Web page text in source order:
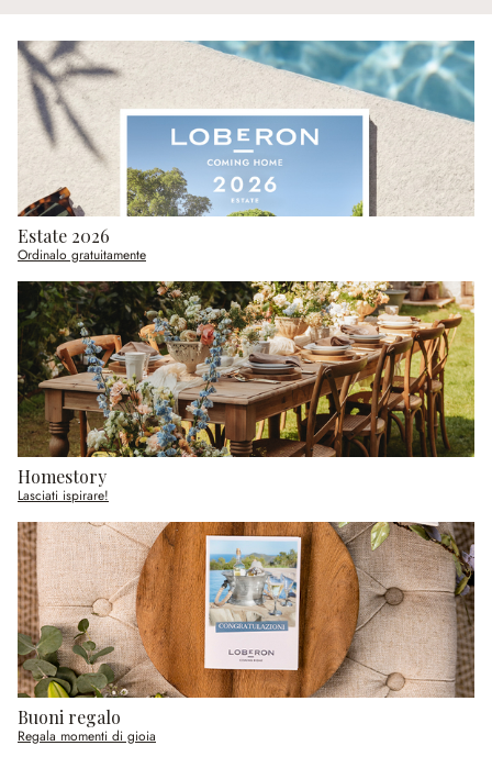
Estate 2026
Ordinalo gratuitamente
Homestory
Lasciati ispirare!
Buoni regalo
Regala momenti di gioia